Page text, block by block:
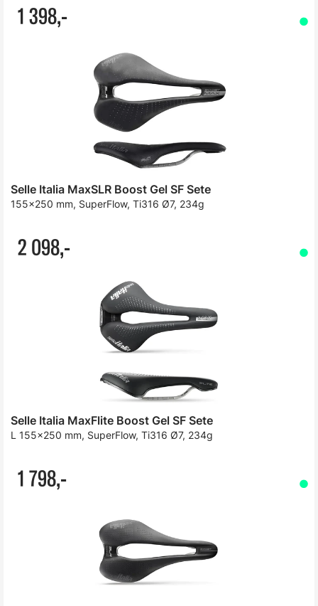
1 398,-
Selle Italia MaxSLR Boost Gel SF Sete
155x250 mm, SuperFlow, Ti316 Ø7, 234g
2 098,-
Selle Italia MaxFlite Boost Gel SF Sete
L 155x250 mm, SuperFlow, Ti316 Ø7, 234g
1 798,-